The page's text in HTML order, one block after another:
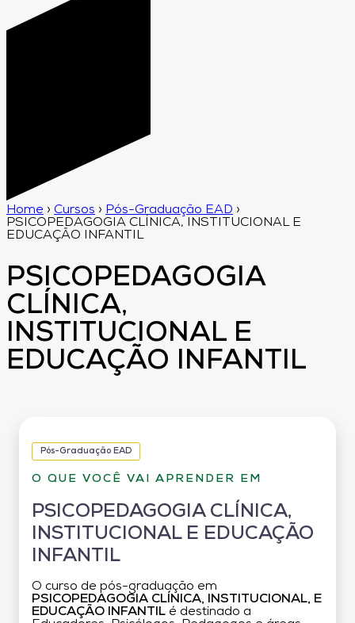
Home › Cursos › Pós-Graduação EAD ›
PSICOPEDAGOGIA CLÍNICA, INSTITUCIONAL E
EDUCAÇÃO INFANTIL
PSICOPEDAGOGIA
CLÍNICA,
INSTITUCIONAL E
EDUCAÇÃO INFANTIL
Pós-Graduação EAD
O QUE VOCÊ VAI APRENDER EM
PSICOPEDAGOGIA CLÍNICA,
INSTITUCIONAL E EDUCAÇÃO
INFANTIL
O curso de pós-graduação em
PSICOPEDAGOGIA CLÍNICA, INSTITUCIONAL, E
EDUCAÇÃO INFANTIL é destinado a